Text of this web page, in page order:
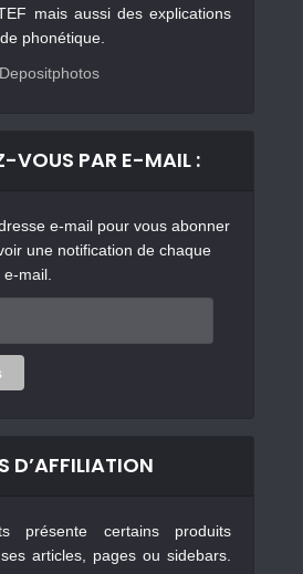
mais aussi des explications
phonétique.
Depositphotos
VOUS PAR E-MAIL :
e-mail pour vous abonner
une notification de chaque
mail.
D’AFFILIATION
présente certains produits
articles, pages ou sidebars.